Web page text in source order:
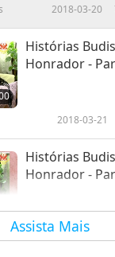
Assista Mais
2018-03-20
Histórias
Honrador -
2018-03-21
Histórias
Honrador -
2018-03-22